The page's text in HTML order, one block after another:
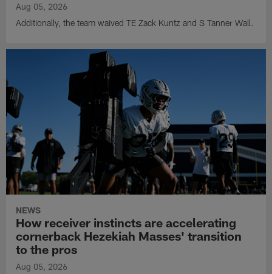
Aug 05, 2026
Additionally, the team waived TE Zack Kuntz and S Tanner Wall.
NEWS
How receiver instincts are accelerating
cornerback Hezekiah Masses' transition
to the pros
Aug 05, 2026